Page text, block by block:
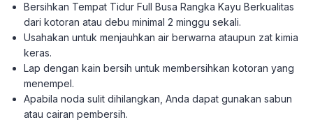
Bersihkan Tempat Tidur Full Busa Rangka Kayu Berkualitas
dari kotoran atau debu minimal 2 minggu sekali.
Usahakan untuk menjauhkan air berwarna ataupun zat kimia
keras.
Lap dengan kain bersih untuk membersihkan kotoran yang
menempel.
Apabila noda sulit dihilangkan, Anda dapat gunakan sabun
atau cairan pembersih.